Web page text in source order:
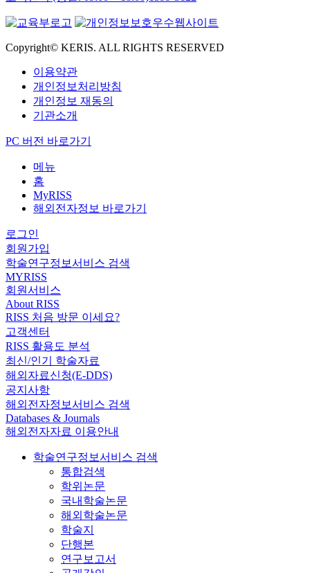
Copyright© KERIS. ALL RIGHTS RESERVED
이용약관
개인정보처리방침
개인정보 재동의
기관소개
PC 버전 바로가기
메뉴
홈
MyRISS
해외전자정보 바로가기
로그인
회원가입
학술연구정보서비스 검색
MYRISS
회원서비스
About RISS
RISS 처음 방문 이세요?
고객센터
RISS 활용도 분석
최신/인기 학술자료
해외자료신청(E-DDS)
공지사항
해외전자정보서비스 검색
Databases & Journals
해외전자자료 이용안내
학술연구정보서비스 검색
통합검색
학위논문
국내학술논문
해외학술논문
학술지
단행본
연구보고서